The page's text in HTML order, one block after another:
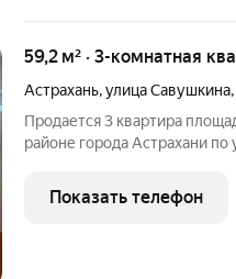
59,2 м² · 3-комнатная
Астрахань,улица Савушкина,
Продается 3 квартира
районе города Астрахани по
трубы, новая
окна, стены
Показать телефон